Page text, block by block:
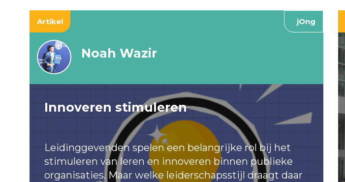
Artikel jOng
Noah Wazir
Innoveren stimuleren
Leidinggevenden spelen een belangrijke rol bij het
stimuleren van leren en innoveren binnen publieke
organisaties. Maar welke leiderschapsstijl draagt daar